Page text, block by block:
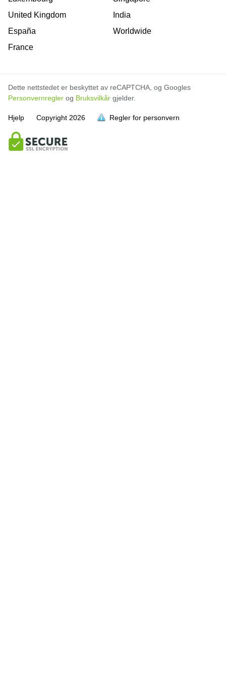
United Kingdom
España
France
India
Worldwide
Dette nettstedet er beskyttet av reCAPTCHA, og Googles
Personvernregler og Bruksvilkår gjelder.
Hjelp Copyright 2026 Regler for personvern